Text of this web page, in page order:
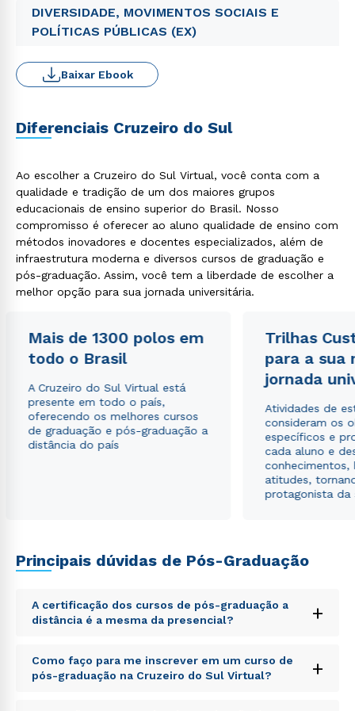
DIVERSIDADE, MOVIMENTOS SOCIAIS E
POLÍTICAS PÚBLICAS (EX)
Baixar Ebook
Diferenciais Cruzeiro do Sul
Ao escolher a Cruzeiro do Sul Virtual, você conta com a
qualidade e tradição de um dos maiores grupos
educacionais de ensino superior do Brasil. Nosso
compromisso é oferecer ao aluno qualidade de ensino com
métodos inovadores e docentes especializados, além de
infraestrutura moderna e diversos cursos de graduação e
pós-graduação. Assim, você tem a liberdade de escolher a
melhor opção para sua jornada universitária.
Mais de 1300 polos em
todo o Brasil
A Cruzeiro do Sul Virtual está
presente em todo o país,
oferecendo os melhores cursos
de graduação e pós-graduação a
distância do país
Trilhas
para a sua
jornada
Atividades de
consideram os
específicos e
cada aluno e
conhecimentos,
atitudes,
protagonista da
Principais dúvidas de Pós-Graduação
A certificação dos cursos de pós-graduação a
distância é a mesma da presencial?
+
Sed ut perspiciatis unde omnis iste natus error sit
voluptatem accusantium doloremque laudantium,
totam rem aperiam, eaque ipsa quae ab illo inventore
Como faço para me inscrever em um curso de
pós-graduação na Cruzeiro do Sul Virtual?
+
ou